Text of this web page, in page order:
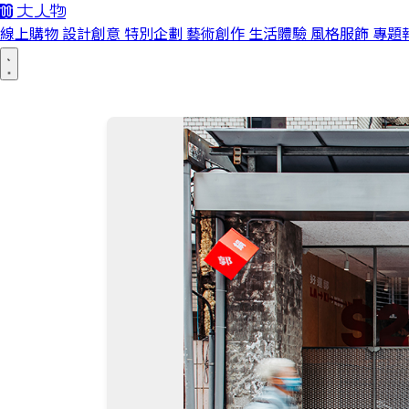
線上購物 設計創意 特別企劃 藝術創作 生活體驗 風格服飾 專題